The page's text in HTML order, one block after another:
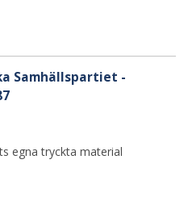
Samhällspartiet -
egna tryckta material